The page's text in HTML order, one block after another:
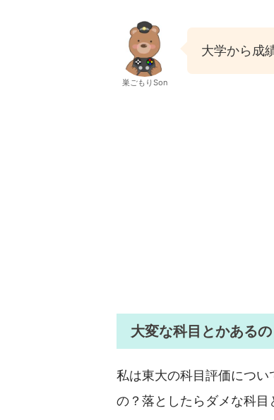
巣ごもりSon
大学から成
大変な科目とかある
私は東大の科目評価につ
の？落としたらダメな科目